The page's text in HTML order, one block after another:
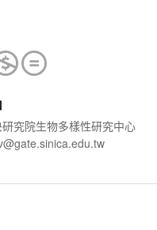
究院生物多樣性研究中心